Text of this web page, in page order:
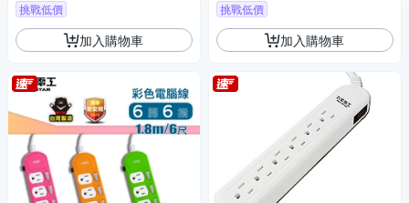
挑戰低價
加入購物車
挑戰低價
加入購物車